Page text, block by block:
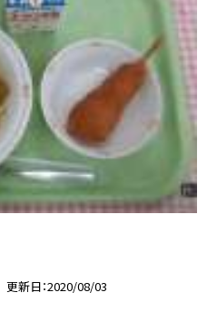
更新日 2020/08/03